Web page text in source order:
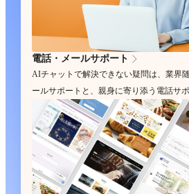
電話・メールサポート
AIチャットで解決できない疑問は、業界
ールサポートと、親身に寄り添う電話サ